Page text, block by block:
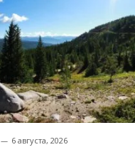
6 августа, 2026